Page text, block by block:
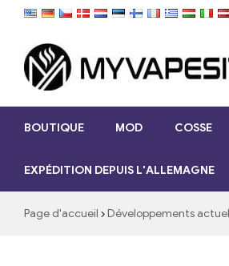
Myvapesite.de
e-
cigarettes
pas
BOUTIQUE MOD COSSE
EXPÉDITION DEPUIS L'ALLEMAGNE
Page d'accueil Développements